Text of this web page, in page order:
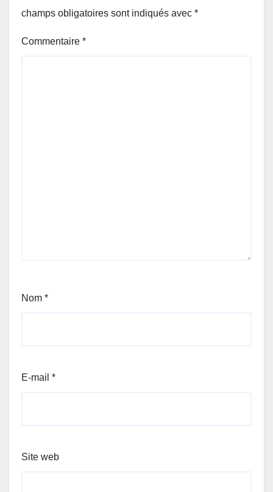
champs obligatoires sont indiqués avec *
Commentaire *
Nom *
E-mail *
Site web